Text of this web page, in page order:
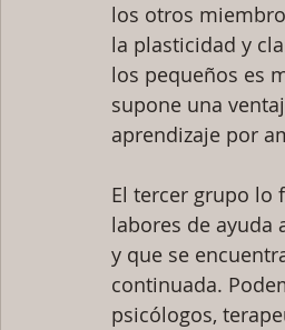
los otros
la plasticidad y
los pequeños es
supone una
aprendizaje por
El tercer grupo lo
labores de ayuda
y que se
continuada.
psicólogos,